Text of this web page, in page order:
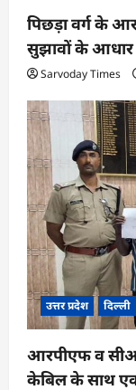
पिछड़ा वर्ग के
सुझावों के आधार
Sarvoday Times
उत्तर प्रदेश दिल्ली
आरपीएफ व
केबिल के साथ